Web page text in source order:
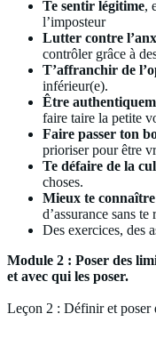
Te sentir légitime,
l’imposteur
Lutter contre
contrôler grâce à
T’affranchir de
inférieur(e).
Être
faire taire la petite
Faire passer ton
prioriser pour être
Te défaire de la
choses.
Mieux te
d’assurance sans
Des exercices, des
Module 2 : Poser des
et avec qui les poser.
Leçon 2 : Définir et poser